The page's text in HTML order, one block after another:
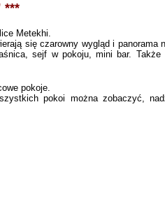
***
Metekhi.
się czarowny wygląd i panorama
sejf w pokoju, mini bar. Także
pokoje.
pokoi można zobaczyć,